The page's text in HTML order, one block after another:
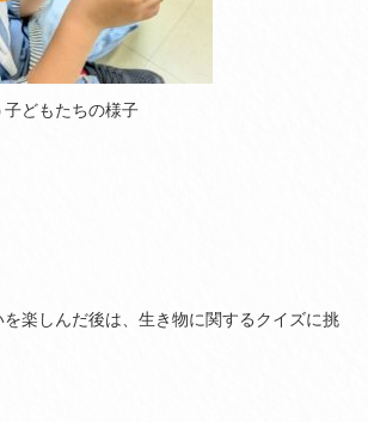
どもたちの様子
楽しんだ後は、生き物に関するクイズに挑